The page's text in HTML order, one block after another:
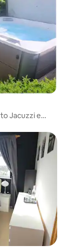
Jacuzzi e